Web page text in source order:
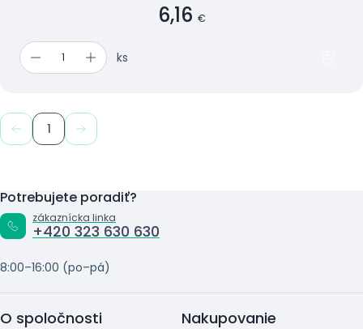
6,16 €
ks
1
Potrebujete poradiť?
zákaznícka linka
+420 323 630 630
8:00–16:00 (po–pá)
O spoločnosti Nakupovanie